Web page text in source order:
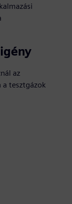
az
tesztgázok